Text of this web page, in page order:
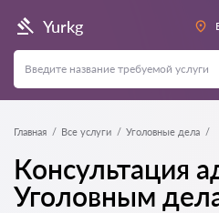
Yurkg
Главная Все услуги Уголовные дела
Консультация
Уголовным